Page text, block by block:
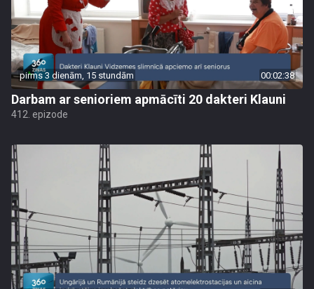
pirms 3 dienām, 15 stundām 00:02:38
Darbam ar senioriem apmācīti 20 dakteri Klauni
412. epizode